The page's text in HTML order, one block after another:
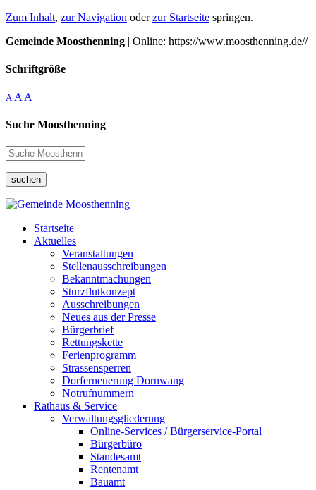
Zum Inhalt, zur Navigation oderzur Startseite springen.
Gemeinde Moosthenning | Online: https://www.moosthenning.de//
Schriftgröße
A A A
Suche Moosthenning
suchen
Startseite
Aktuelles
Veranstaltungen
Stellenausschreibungen
Bekanntmachungen
Sturzflutkonzept
Ausschreibungen
Neues aus der Presse
Bürgerbrief
Rettungskette
Ferienprogramm
Strassensperren
Dorferneuerung Dornwang
Notrufnummern
Rathaus & Service
Verwaltungsgliederung
Online-Services / Bürgerservice-Portal
Bürgerbüro
Standesamt
Rentenamt
Bauamt